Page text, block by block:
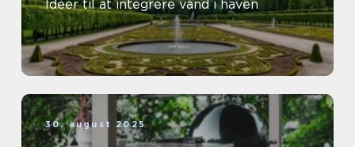
Idéer til at integrere vand i haven
30. august 2025